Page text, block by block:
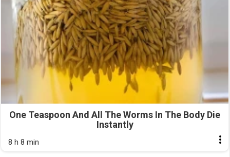
One Teaspoon And All The Worms In The Body Die
Instantly
8 h 8 min